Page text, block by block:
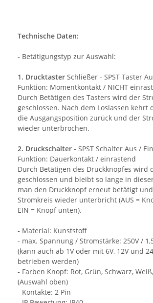
Technische Daten:
- Betätigungstyp zur Auswahl:
1. Drucktaster Schließer - SPST Taster
Funktion: Momentkontakt / NICHT
Durch Betätigen des Tasters wird der
geschlossen. Nach dem Loslassen kehrt
die Ausgangsposition zurück und der
wieder unterbrochen.
2. Druckschalter - SPST Schalter Aus / Ein
Funktion: Dauerkontakt / einrastend
Durch Betätigen des Druckknopfes wird
geschlossen und bleibt so lange in
man den Druckknopf erneut betätigt
Stromkreis wieder unterbricht (AUS =
EIN = Knopf unten).
- Material: Kunststoff
- max. Spannung / Stromstärke: 250V /
(kann auch ab 1V oder mit 6V, 12V und
betrieben werden)
- Farben Knopf: Rot, Grün, Schwarz,
(Auswahl oben)
- Kontakte: 2 Pin